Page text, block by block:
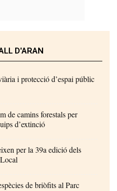
D'ARAN
i protecció d’espai públic
de camins forestals per
d’extinció
per la 39a edició dels
de briòfits al Parc